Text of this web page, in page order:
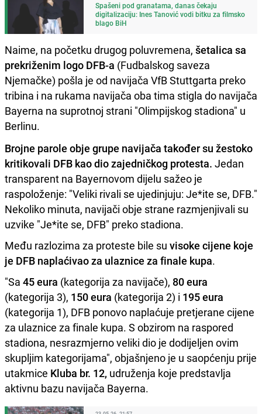
Spašeni pod granatama, danas čekaju
digitalizaciju: Ines Tanović vodi bitku za filmsko
blago BiH
Naime, na početku drugog poluvremena, šetalica sa
prekriženim logo DFB-a (Fudbalskog saveza
Njemačke) pošla je od navijača VfB Stuttgarta preko
tribina i na rukama navijača oba tima stigla do navijača
Bayerna na suprotnoj strani "Olimpijskog stadiona" u
Berlinu.
Brojne parole obje grupe navijača također su žestoko
kritikovali DFB kao dio zajedničkog protesta. Jedan
transparent na Bayernovom dijelu sažeo je
raspoloženje: "Veliki rivali se ujedinjuju: Je*ite se, DFB."
Nekoliko minuta, navijači obje strane razmjenjivali su
uzvike "Je*ite se, DFB" preko stadiona.
Među razlozima za proteste bile su visoke cijene koje
je DFB naplaćivao za ulaznice za finale kupa.
"Sa 45 eura (kategorija za navijače), 80 eura
(kategorija 3), 150 eura (kategorija 2) i 195 eura
(kategorija 1), DFB ponovo naplaćuje pretjerane cijene
za ulaznice za finale kupa. S obzirom na raspored
stadiona, nesrazmjerno veliki dio je dodijeljen ovim
skupljim kategorijama", objašnjeno je u saopćenju prije
utakmice Kluba br. 12, udruženja koje predstavlja
aktivnu bazu navijača Bayerna.